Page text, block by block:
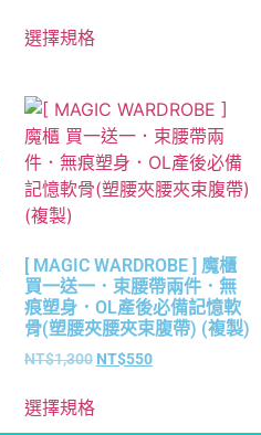
選擇規格
[ MAGIC WARDROBE ] 魔櫃
買一送一．束腰帶兩件．無
痕塑身．OL產後必備記憶軟
骨(塑腰夾腰夾束腹帶) (複製)
NT$1,300 NT$550
選擇規格